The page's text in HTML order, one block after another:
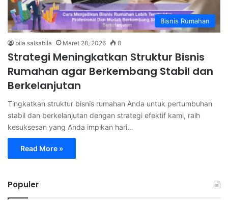
Bisnis Rumahan
bila salsabila Maret 28, 2026 8
Strategi Meningkatkan Struktur Bisnis
Rumahan agar Berkembang Stabil dan
Berkelanjutan
Tingkatkan struktur bisnis rumahan Anda untuk pertumbuhan
stabil dan berkelanjutan dengan strategi efektif kami, raih
kesuksesan yang Anda impikan hari…
Read More »
Populer